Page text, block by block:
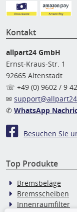
Kontakt
allpart24 GmbH
Ernst-Kraus-Str. 1
92665 Altenstadt
☏ +49 (0) 9602 / 9
✉
✆ WhatsApp
Besuchen Sie
Top Produkte
Bremsbeläge
Bremsscheiben
Innenraumfilter